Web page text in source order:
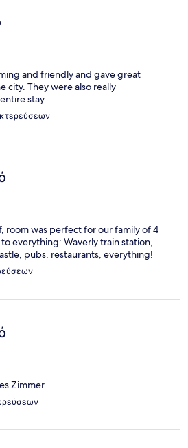
and friendly and gave great
city. They were also really
stay.
room was perfect for our family of 4
everything: Waverly train station,
pubs, restaurants, everything!
Zimmer